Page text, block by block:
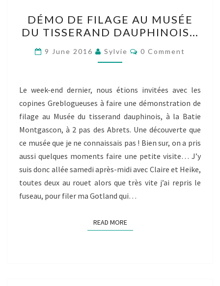
DE
FILAGE
AU
MUSÉE
TISSERAND
DAUPHINOIS…
DÉMO DE FILAGE AU MUSÉE
DU TISSERAND DAUPHINOIS…
9 June 2016 Sylvie Comments
0 Comment
Le week-end dernier, nous étions invitées avec les
copines Greblogueuses à faire une démonstration de
filage au Musée du tisserand dauphinois, à la Batie
Montgascon, à 2 pas des Abrets. Une découverte que
ce musée que je ne connaissais pas ! Bien sur, on a pris
aussi quelques moments faire une petite visite… J’y
suis donc allée samedi après-midi avec Claire et Heike,
toutes deux au rouet alors que très vite j’ai repris le
fuseau, pour filer ma Gotland qui…
READ MOREREAD MORE